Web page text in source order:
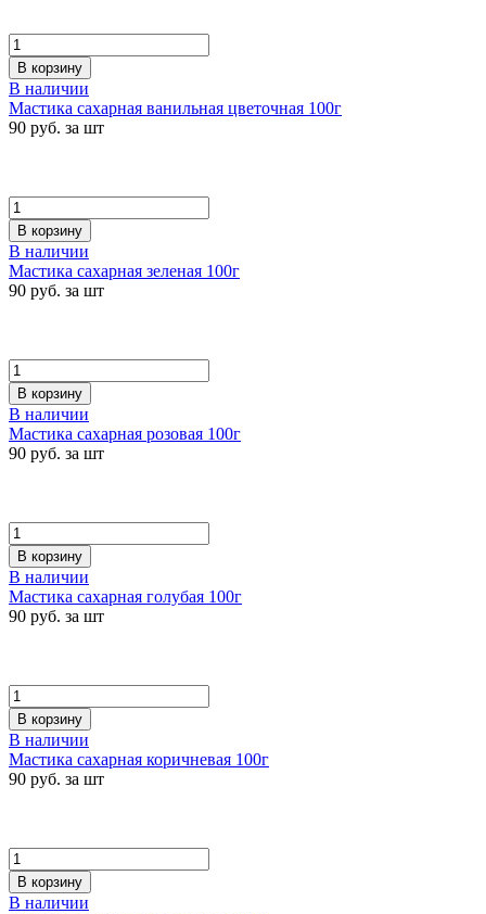
В корзину
В наличии
Мастика сахарная ванильная цветочная 100г
90 руб. за шт
В корзину
В наличии
Мастика сахарная зеленая 100г
90 руб. за шт
В корзину
В наличии
Мастика сахарная розовая 100г
90 руб. за шт
В корзину
В наличии
Мастика сахарная голубая 100г
90 руб. за шт
В корзину
В наличии
Мастика сахарная коричневая 100г
90 руб. за шт
В корзину
В наличии